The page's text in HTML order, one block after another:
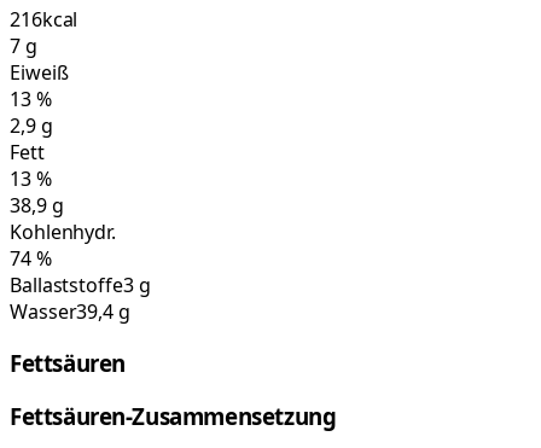
216kcal
7g
Eiweiß
13%
2,9g
Fett
13%
38,9g
Kohlenhydr.
74%
Ballaststoffe3 g
Wasser39,4 g
Fettsäuren
Fettsäuren-Zusammensetzung